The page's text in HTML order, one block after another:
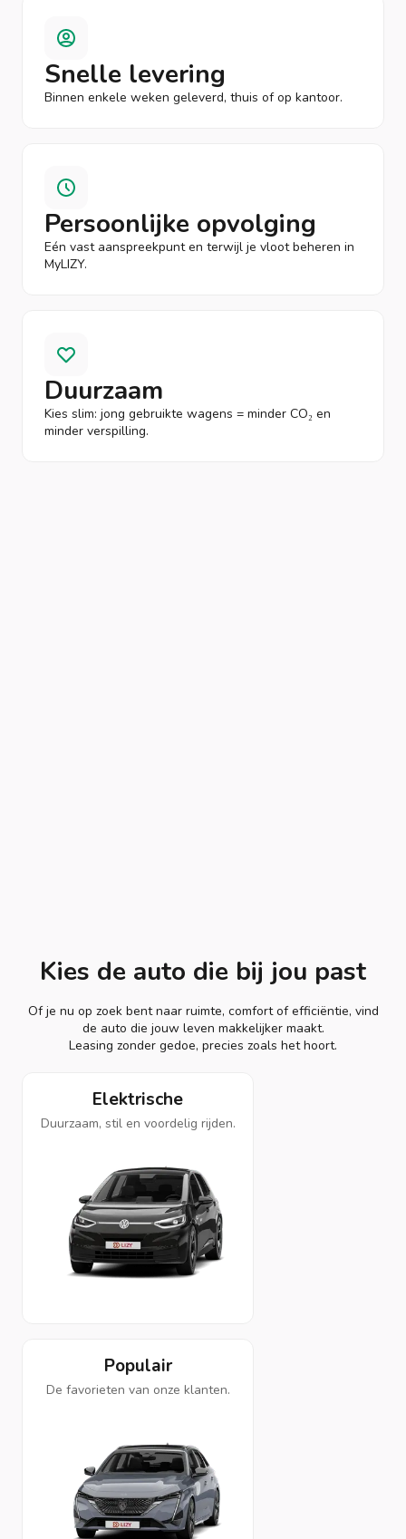
Snelle levering
Binnen enkele weken geleverd, thuis of op kantoor.
Persoonlijke opvolging
Eén vast aanspreekpunt en terwijl je vloot beheren in
MyLIZY.
Duurzaam
Kies slim: jong gebruikte wagens = minder CO₂ en
minder verspilling.
Kies de auto die bij jou past
Of je nu op zoek bent naar ruimte, comfort of efficiëntie, vind
de auto die jouw leven makkelijker maakt.
Leasing zonder gedoe, precies zoals het hoort.
Elektrische
Duurzaam, stil en voordelig rijden.
Populair
De favorieten van onze klanten.